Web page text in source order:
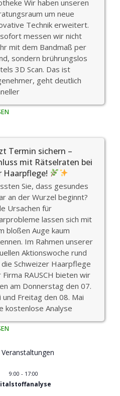
Wir haben unseren
um neue
Technik erweitert.
messen wir nicht
mit dem Bandmaß per
sondern brührungslos
3D Scan. Das ist
geht deutlich
Termin sichern –
mit Rätselraten bei
Haarpflege!
Sie, dass gesundes
an der Wurzel beginnt?
Ursachen für
lassen sich mit
bloßen Auge kaum
Im Rahmen unserer
Aktionswoche rund
die Schweizer Haarpflege
Firma RAUSCH bieten wir
am Donnerstag den 07.
und Freitag den 08. Mai
kostenlose Analyse
9:00 - 17:00